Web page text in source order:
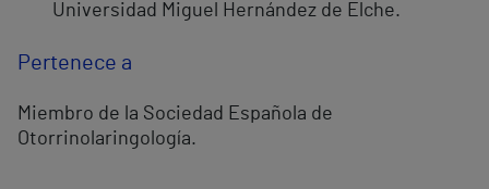
Universidad Miguel Hernández de Elche.
Pertenece a
Miembro de la Sociedad Española de
Otorrinolaringología.